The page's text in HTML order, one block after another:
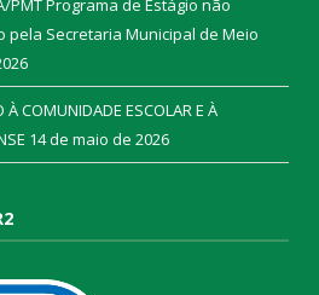
PMT Programa de Estágio não
Secretaria Municipal de Meio
À COMUNIDADE ESCOLAR E À
14 de maio de 2026